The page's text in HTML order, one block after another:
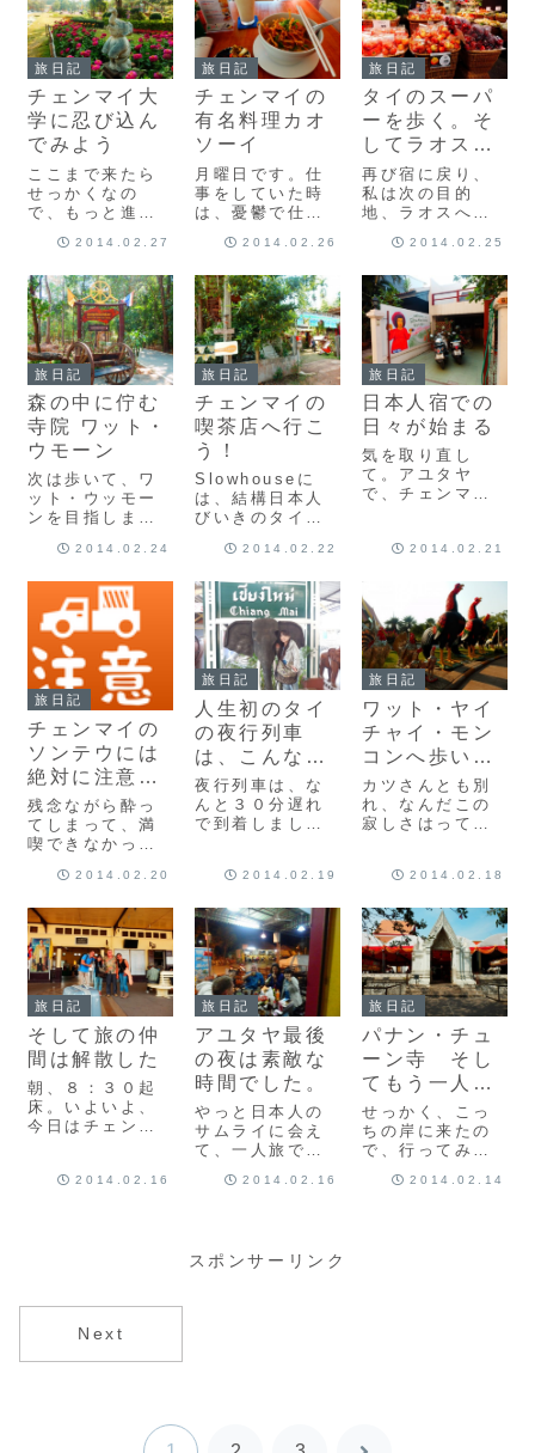
旅日記
チェンマイ大
学に忍び込ん
でみよう
ここまで来たら
せっかくなの
で、もっと進み
かったのは、チ
す。しかし、こ
こ来るのちょっ
と苦労し
た。。。ベトナ
ムもそうだった
けど、タイの大
きな道路渡るの
も一苦労なんで
すよ。なんて...
2014.02.27
旅日記
チェンマイの
有名料理カオ
ソーイ
月曜日です。仕
事をしていた時
は、憂鬱で仕方
日。私は、ブル
群がひどくて、
日曜日の夜はな
かなか眠れなか
ったんです。そ
れでも、はるこ
がいてくれたこ
と。今となって
は、それだけで
良かっ...
2014.02.26
旅日記
タイのスーパ
ーを歩く。そ
してラオスの
足音が聴こえ
る
再び宿に戻り、
私は次の目的
地、ラオスへの
めに近所にある
きました。
(adsbygoogle
=
window.adsbyg
oogle ||
[]).push({});だ
いぶ、...
2014.02.25
旅日記
森の中に佇む
寺院 ワット・
ウモーン
次は歩いて、ワ
ット・ウッモー
ンを目指しま
(adsbygoogle
window.adsbyg
oogle ||
[]).push({});こ
のお寺は、森の
中にある寺院。
池があり、 この
池にかかる...
2014.02.24
旅日記
チェンマイの
喫茶店へ行こ
う！
Slowhouseに
は、結構日本人
びいきのタイ人
入りしていて、
は日本語を話す
ことができま
す。
(adsbygoogle
=
window.adsbyg
oogle || [])...
2014.02.22
旅日記
日本人宿での
日々が始まる
気を取り直し
て。アユタヤ
で、チェンマイ
ていたことがあ
は、日本人が経
営している宿に
泊まってみた
い！
(adsbygoogle
=
window.adsbyg
oog...
2014.02.21
旅日記
チェンマイの
ソンテウには
絶対に注意し
てください！
残念ながら酔っ
てしまって、満
喫できなかった
り、チェンマイ
ですが、このあ
と、一気にタイ
が嫌になる事が
起き、予定より
早めにラオスに
行くきっかけに
なった出来事が
ありました。
(ads...
2014.02.20
旅日記
人生初のタイ
の夜行列車
は、こんな感
じ
夜行列車は、な
んと３０分遅れ
で到着しまし
安心を”っていう
れるんですが、
だんだん周りに
いる外国人達
が、ヤキモキし
出します。「い
ったい、いつ来
るんだよ！」
「結局...
2014.02.19
旅日記
ワット・ヤイ
チャイ・モン
コンへ歩いて
行こう
カツさんとも別
れ、なんだこの
寂しさはってい
し、私は一人、
子に座りまし
た。しばし、自
分の感情を整理
したい。大丈
夫。また一人旅
に戻っただけ
だ。またきっと
こんな出会い...
2014.02.18
旅日記
そして旅の仲
間は解散した
朝、８：３０起
床。いよいよ、
今日はチェンマ
ませて、下へ降
ると、外国人と
2014.02.16
旅日記
アユタヤ最後
の夜は素敵な
時間でした。
やっと日本人の
サムライに会え
て、一人旅で張
張もほぐれまし
く、同じ宿やら
2014.02.16
旅日記
パナン・チュ
ーン寺 そし
てもう一人の
サムライとの
出会い
せっかく、こっ
ちの岸に来たの
で、行ってみた
ろは。。。日本
2014.02.14
スポンサーリンク
Next